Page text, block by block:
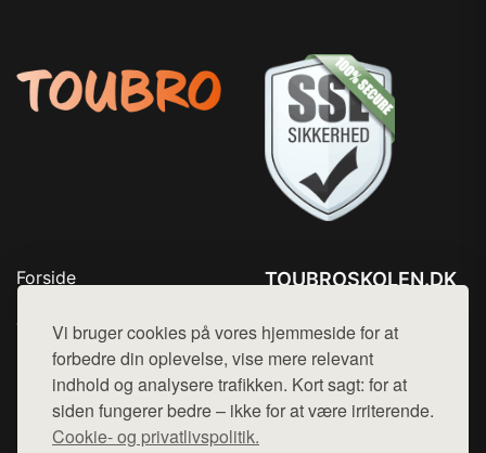
Vi bruger cookies på vores hjemmeside for at
forbedre din oplevelse, vise mere relevant
indhold og analysere trafikken. Kort sagt: for at
siden fungerer bedre – ikke for at være irriterende.
Cookie- og privatlivspolitik.
Forside
Top Rabatter
Blog
Kontakt
TOUBROSKOLEN.DK
Mail: hej@want.dk
Cookie- og privatlivspolitik